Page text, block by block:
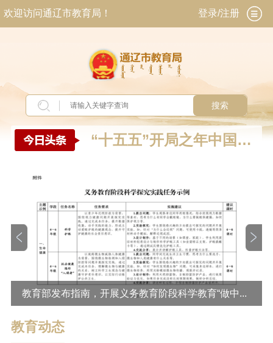
欢迎访问通辽市教育局！ 登录/注册
搜索
“十五五”开局之年中国产
教育部发布指南，开展义务教育阶段科学教育“做中...
教育动态